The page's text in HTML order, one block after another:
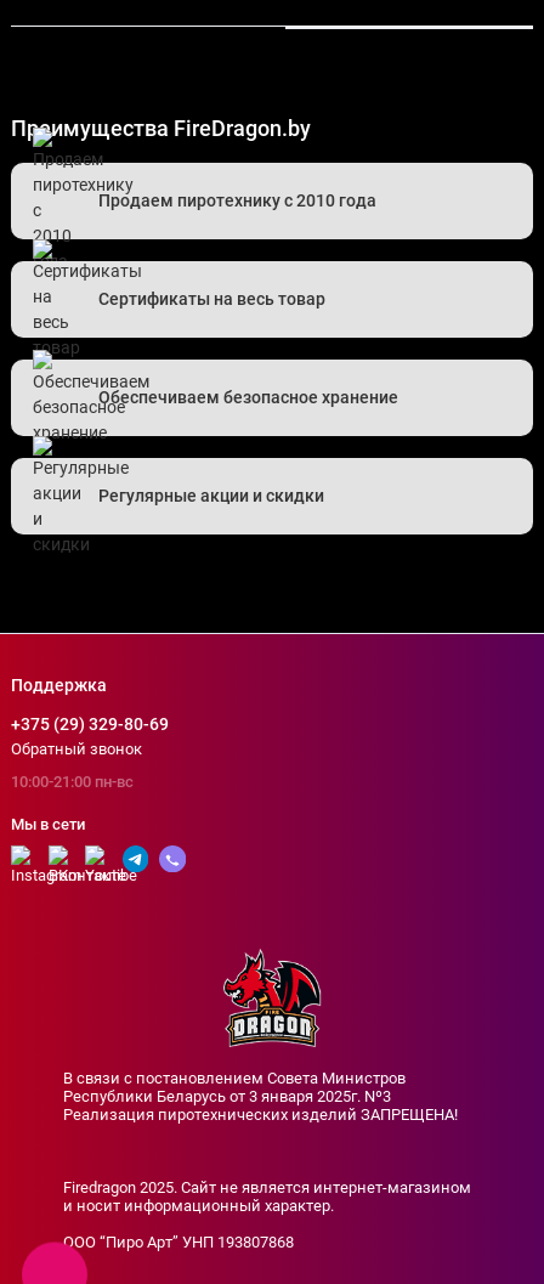
Преимущества FireDragon.by
Продаем пиротехнику с 2010 года
Сертификаты на весь товар
Обеспечиваем безопасное хранение
Регулярные акции и скидки
В связи с постановлением Совета Министров
Республики Беларусь от 3 января 2025г. Nº3
Реализация пиротехнических изделий ЗАПРЕЩЕНА!
Firedragon 2025. Сайт не является интернет-магазином
и носит информационный характер.
ООО “Пиро Арт” УНП 193807868
Поддержка
+375 (29) 329-80-69
Обратный звонок
10:00-21:00 пн-вс
Мы в сети